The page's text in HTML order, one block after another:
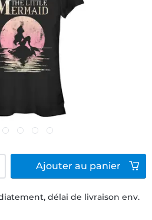
délai de livraison env.
Ajouter au panier